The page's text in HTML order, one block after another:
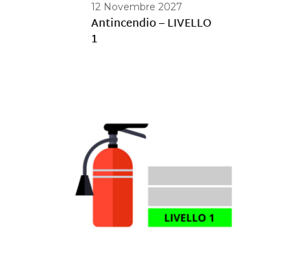
12 Novembre 2027
Antincendio – LIVELLO
1